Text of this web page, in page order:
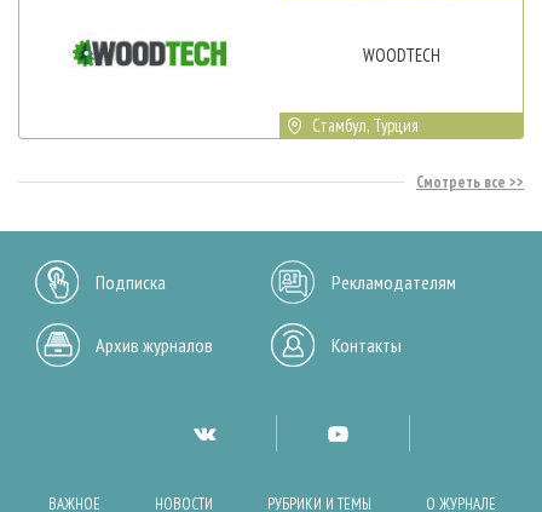
WOODTECH
Стамбул, Турция
Смотреть все
Подписка Рекламодателям
Архив журналов Контакты
ВАЖНОЕ НОВОСТИ РУБРИКИ И ТЕМЫ О ЖУРНАЛЕ